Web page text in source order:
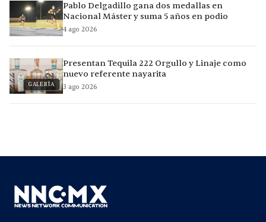
Pablo Delgadillo gana dos medallas en
Nacional Máster y suma 5 años en podio
4 ago 2026
GALERÍA
Presentan Tequila 222 Orgullo y Linaje como
nuevo referente nayarita
3 ago 2026